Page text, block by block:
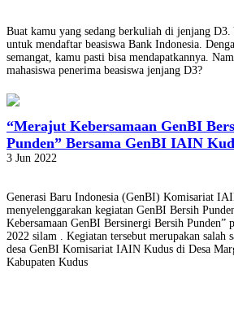
Buat kamu yang sedang berkuliah di jenjang
untuk mendaftar beasiswa Bank Indonesia.
semangat, kamu pasti bisa mendapatkannya.
mahasiswa penerima beasiswa jenjang D3?
“Merajut Kebersamaan GenBI
Punden” Bersama GenBI IAIN
3 Jun 2022
Generasi Baru Indonesia (GenBI) Komisariat
menyelenggarakan kegiatan GenBI Bersih
Kebersamaan GenBI Bersinergi Bersih
2022 silam . Kegiatan tersebut merupakan salah
desa GenBI Komisariat IAIN Kudus di Desa
Kabupaten Kudus